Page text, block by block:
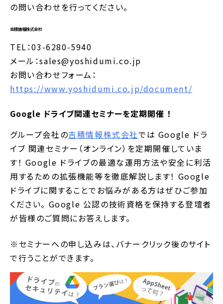
の問い合わせを行ってください。
吉積情報株式会社
TEL：03-6280-5940
メール：sales@yoshidumi.co.jp
お問い合わせフォーム：
https://www.yoshidumi.co.jp/document/
Google ドライブ関連セミナーを定期開催 ！
グループ会社の吉積情報株式会社では Google ドラ
イブ 関連セミナー（オンライン）を定期開催していま
す！ Google ドライブの最適な運用方法や安全に利活
用するための拡張機能等を徹底解説します！ Google
ドライブに関することでお悩みがある方はぜひご参加
ください。 Google 公認の技術資格を保持する登壇者
が皆様のご質問にお答えします。
※セミナーへの申し込みは、バナークリック後のサイト
で行うことができます。